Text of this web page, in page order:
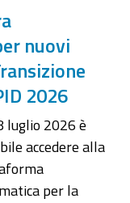
nuovi
2026
luglio 2026 è
accedere alla
per la